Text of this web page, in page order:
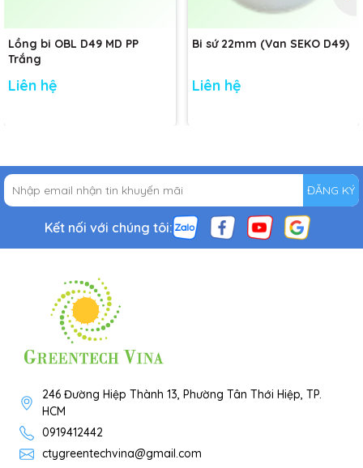
Lồng bi OBL D49 MD PP
Trắng
Liên hệ
Bi sứ 22mm (Van SEKO D49)
Liên hệ
ĐĂNG KÝ
Kết nối với chúng tôi:
246 Đường Hiệp Thành 13, Phường Tân Thới Hiệp, TP.
HCM
0919412442
ctygreentechvina@gmail.com